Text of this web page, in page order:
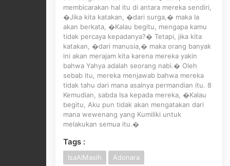
membicarakan hal itu di antara mereka sendiri,
�Jika kita katakan, �dari surga,� maka Ia
akan berkata, �Kalau begitu, mengapa kamu
tidak percaya kepadanya?� Tetapi, jika kita
katakan, �dari manusia,� maka orang banyak
ini akan merajam kita karena mereka yakin
bahwa Yahya adalah seorang nabi.� Oleh
sebab itu, mereka menjawab bahwa mereka
tidak tahu dari mana asalnya permandian itu. 8
Kemudian, sabda Isa kepada mereka, �Kalau
begitu, Aku pun tidak akan mengatakan dari
mana wewenang yang Kumiliki untuk
melakukan semua itu.�
Tags :
IsaAlMasih
Adonara